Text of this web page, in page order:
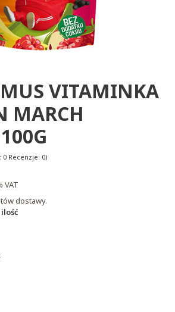
VITAMINKA
MARCH
0 Recenzje: 0)
VAT
dostawy.